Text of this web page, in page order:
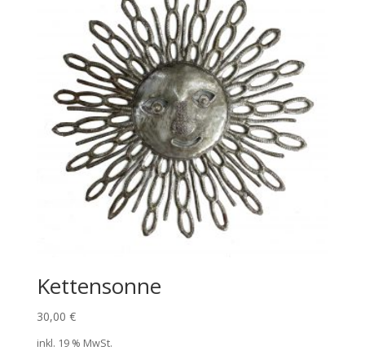
Kettensonne
30,00 €
inkl. 19 % MwSt.